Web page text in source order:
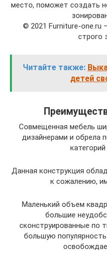
место, поможет создать
© 2021 Furniture-one.ru
строго
Читайте также:
детей
Совмещенная мебель
дизайнерами и обрела
категорий
Данная конструкция
к сожалению,
Маленький объем
большие
сконструированные по
большую